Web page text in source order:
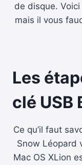
de disque.
mais il vous
Les
clé USB
Ce qu’il faut
Snow Léopard
Mac OS XLion